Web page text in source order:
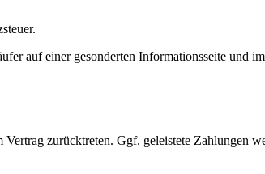
auf einer gesonderten Informationsseite und
zurücktreten. Ggf. geleistete Zahlungen